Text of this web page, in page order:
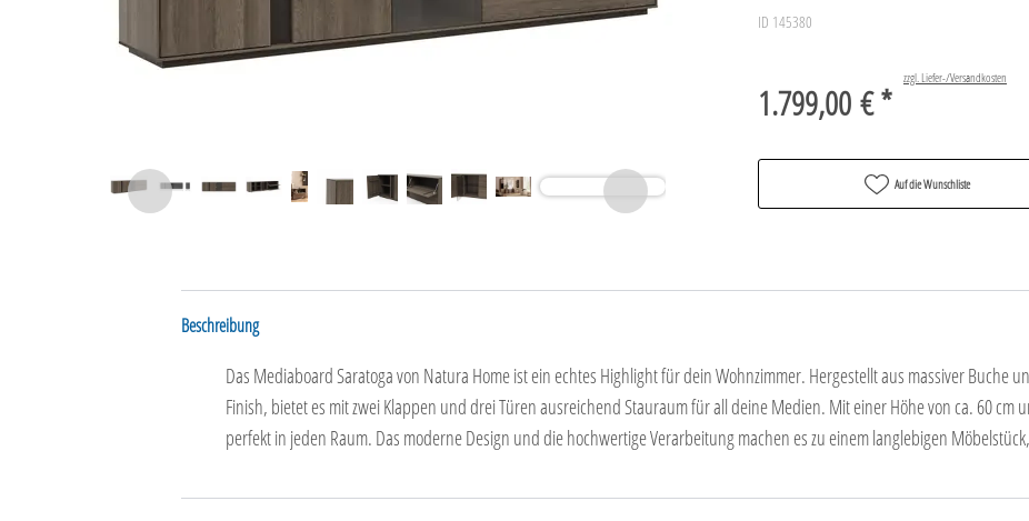
ID 145380
1.799,00 € *
zzgl. Liefer-/Versandkosten
Auf die Wunschliste
Beschreibung
Das Mediaboard Saratoga von Natura Home ist ein echtes Highlight für dein Wohnzimmer. Hergestellt aus massiver Buche
Finish, bietet es mit zwei Klappen und drei Türen ausreichend Stauraum für all deine Medien. Mit einer Höhe von ca. 60 cm
perfekt in jeden Raum. Das moderne Design und die hochwertige Verarbeitung machen es zu einem langlebigen